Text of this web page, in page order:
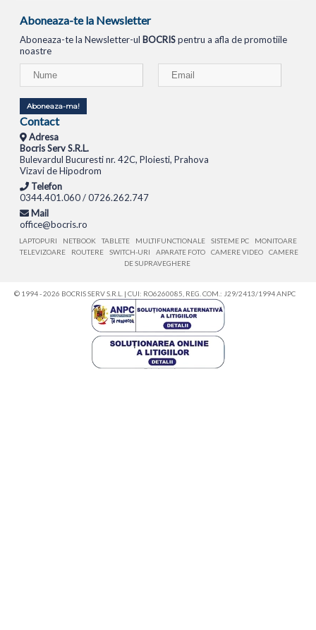
Aboneaza-te la Newsletter
Aboneaza-te la Newsletter-ul BOCRISpentru a afla de promotiile
noastre
Aboneaza-ma!
Contact
Adresa
Bocris Serv S.R.L.
Bulevardul Bucuresti nr. 42C, Ploiesti, Prahova
Vizavi de Hipodrom
Telefon
0344.401.060 / 0726.262.747
Mail
office@bocris.ro
LAPTOPURI NETBOOK TABLETE MULTIFUNCTIONALE SISTEME PC
MONITOARE
TELEVIZOARE
ROUTERE SWITCH-URI APARATE FOTO CAMERE VIDEO
CAMERE
DE SUPRAVEGHERE
© 1994 - 2026 BOCRIS SERV S.R.L. | CUI: RO6260085, REG. COM.: J29/2413/1994ANPC